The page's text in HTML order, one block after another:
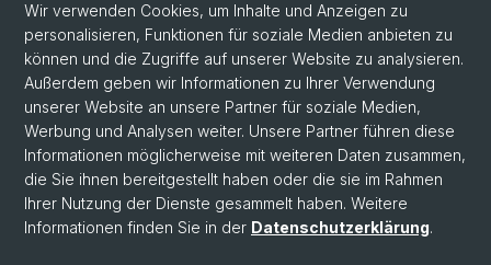
Wir verwenden Cookies, um Inhalte und Anzeigen zu
personalisieren, Funktionen für soziale Medien anbieten zu
können und die Zugriffe auf unserer Website zu analysieren.
Außerdem geben wir Informationen zu Ihrer Verwendung
unserer Website an unsere Partner für soziale Medien,
Werbung und Analysen weiter. Unsere Partner führen diese
Informationen möglicherweise mit weiteren Daten zusammen,
die Sie ihnen bereitgestellt haben oder die sie im Rahmen
Ihrer Nutzung der Dienste gesammelt haben. Weitere
Informationen finden Sie in der Datenschutzerklärung.